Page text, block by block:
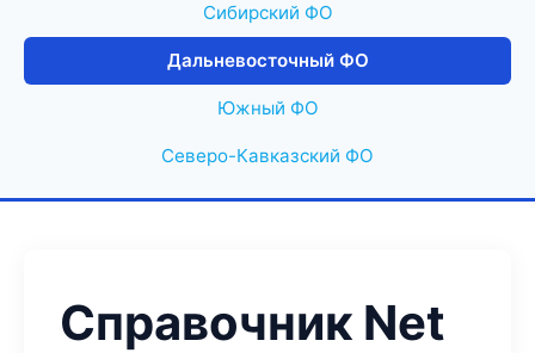
Сибирский ФО
Дальневосточный ФО
Южный ФО
Северо-Кавказский ФО
Справочник Net